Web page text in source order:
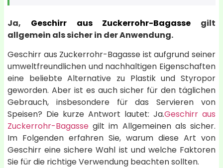
Ja, Geschirr aus Zuckerrohr-Bagasse gilt
allgemein als sicher in der Anwendung.
Geschirr aus Zuckerrohr-Bagasse ist aufgrund seiner
umweltfreundlichen und nachhaltigen Eigenschaften
eine beliebte Alternative zu Plastik und Styropor
geworden. Aber ist es auch sicher für den täglichen
Gebrauch, insbesondere für das Servieren von
Speisen? Die kurze Antwort lautet: Ja.Geschirr aus
Zuckerrohr-Bagasse gilt im Allgemeinen als sicher.
Im Folgenden erfahren Sie, warum diese Art von
Geschirr eine sichere Wahl ist und welche Faktoren
Sie für die richtige Verwendung beachten sollten.